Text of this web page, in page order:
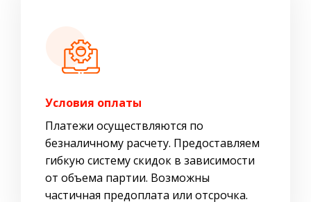
Условия оплаты
Платежи осуществляются по
безналичному расчету. Предоставляем
гибкую систему скидок в зависимости
от объема партии. Возможны
частичная предоплата или отсрочка.